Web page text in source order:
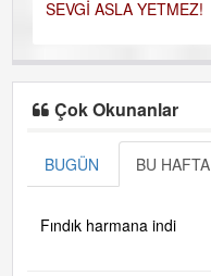
SEVGİ ASLA YETMEZ!
Çok Okunanlar
BUGÜN BU HAFTA
Fındık harmana indi